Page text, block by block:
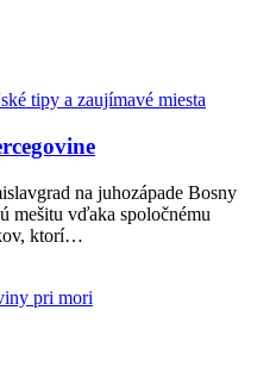
na juhozápade Bosny
mešitu vďaka spoločnému
ktorí…